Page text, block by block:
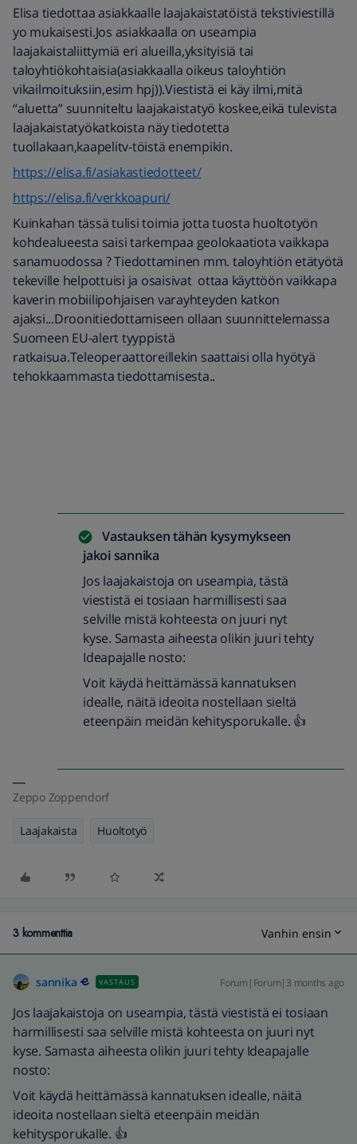
Elisa tiedottaa asiakkaalle laajakaistatöistä tekstiviestillä
yo mukaisesti.Jos asiakkaalla on useampia
laajakaistaliittymiä eri alueilla,yksityisiä tai
taloyhtiökohtaisia(asiakkaalla oikeus taloyhtiön
vikailmoituksiin,esim hpj)).Viestistä ei käy ilmi,mitä
“aluetta” suunniteltu laajakaistatyö koskee,eikä tulevista
laajakaistatyökatkoista näy tiedotetta
tuollakaan,kaapelitv-töistä enempikin.
https://elisa.fi/asiakastiedotteet/
https://elisa.fi/verkkoapuri/
Kuinkahan tässä tulisi toimia jotta tuosta huoltotyön
kohdealueesta saisi tarkempaa geolokaatiota vaikkapa
sanamuodossa ? Tiedottaminen mm. taloyhtiön etätyötä
tekeville helpottuisi ja osaisivat ottaa käyttöön vaikkapa
kaverin mobiilipohjaisen varayhteyden katkon
ajaksi...Droonitiedottamiseen ollaan suunnittelemassa
Suomeen EU-alert tyyppistä
ratkaisua.Teleoperaattoreillekin saattaisi olla hyötyä
tehokkaammasta tiedottamisesta..
Vastauksen tähän kysymykseen
jakoi sannika
Jos laajakaistoja on useampia, tästä
viestistä ei tosiaan harmillisesti saa
selville mistä kohteesta on juuri nyt
kyse. Samasta aiheesta olikin juuri tehty
Ideapajalle nosto:
Voit käydä heittämässä kannatuksen
idealle, näitä ideoita nostellaan sieltä
eteenpäin meidän kehitysporukalle. 👍
Zeppo Zoppendorf
Laajakaista Huoltotyö
3 kommenttia Vanhin ensin
sannika VASTAUS Forum|Forum|3 months ago
Jos laajakaistoja on useampia, tästä viestistä ei tosiaan
harmillisesti saa selville mistä kohteesta on juuri nyt
kyse. Samasta aiheesta olikin juuri tehty Ideapajalle
nosto:
Voit käydä heittämässä kannatuksen idealle, näitä
ideoita nostellaan sieltä eteenpäin meidän
kehitysporukalle. 👍